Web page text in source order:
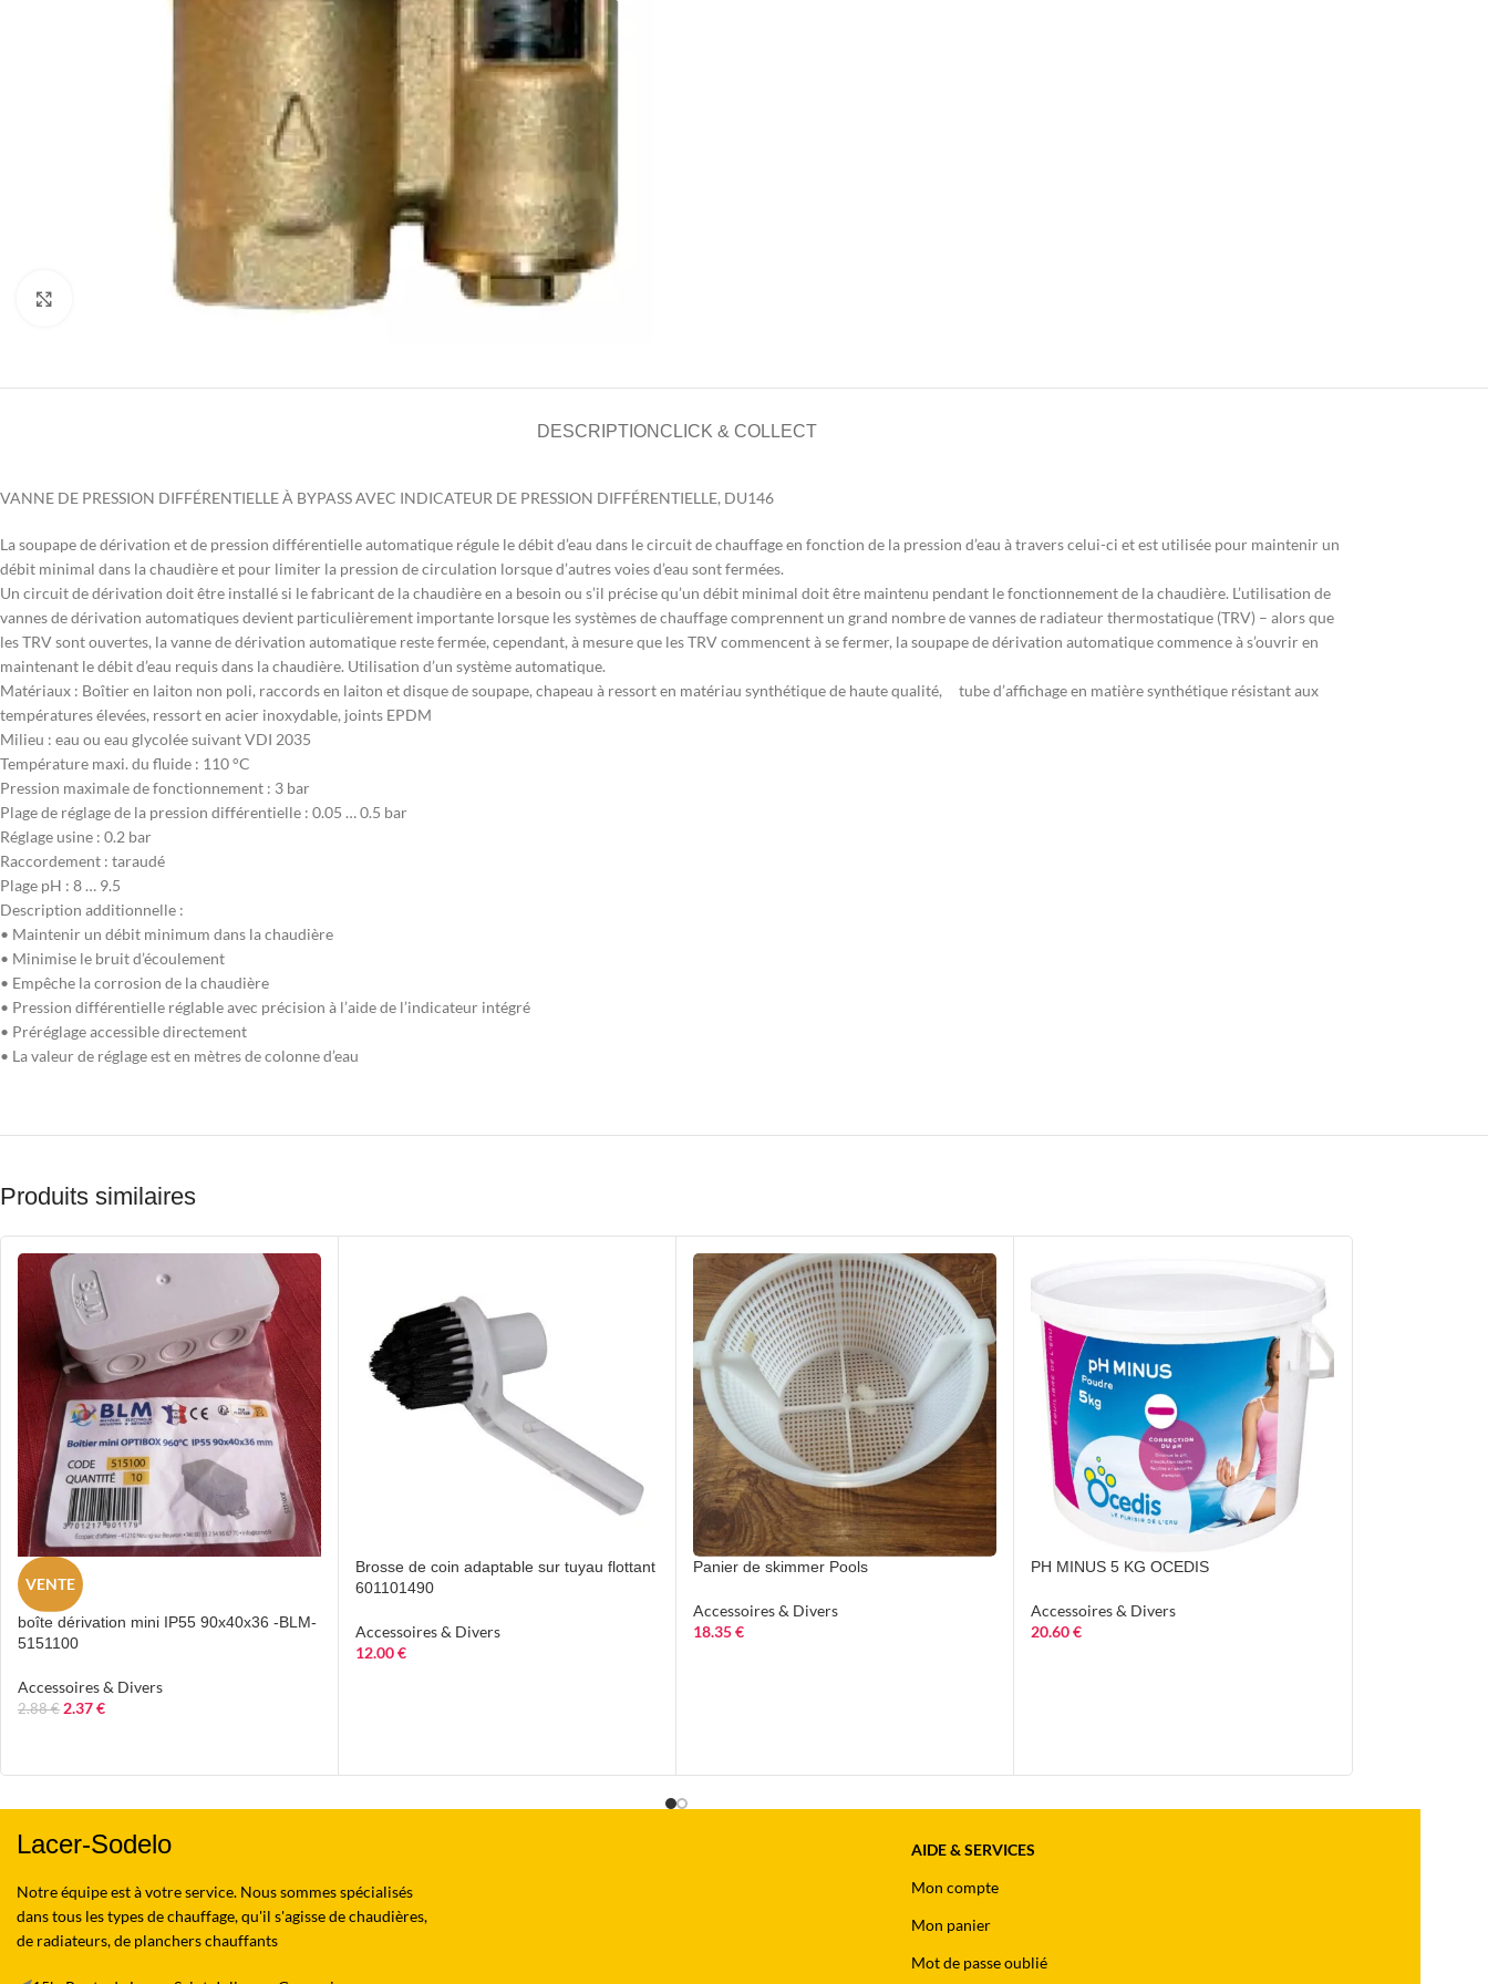
DESCRIPTION CLICK & COLLECT
VANNE DE PRESSION DIFFÉRENTIELLE À BYPASS AVEC INDICATEUR DE PRESSION DIFFÉRENTIELLE, DU146
La soupape de dérivation et de pression différentielle automatique régule le débit d’eau dans le circuit de chauffage en fonction de la pression d’eau à travers celui-ci et est utilisée pour maintenir un
débit minimal dans la chaudière et pour limiter la pression de circulation lorsque d’autres voies d’eau sont fermées.
Un circuit de dérivation doit être installé si le fabricant de la chaudière en a besoin ou s’il précise qu’un débit minimal doit être maintenu pendant le fonctionnement de la chaudière. L’utilisation de
vannes de dérivation automatiques devient particulièrement importante lorsque les systèmes de chauffage comprennent un grand nombre de vannes de radiateur thermostatique (TRV) – alors que
les TRV sont ouvertes, la vanne de dérivation automatique reste fermée, cependant, à mesure que les TRV commencent à se fermer, la soupape de dérivation automatique commence à s’ouvrir en
maintenant le débit d’eau requis dans la chaudière. Utilisation d’un système automatique.
Matériaux : Boîtier en laiton non poli, raccords en laiton et disque de soupape, chapeau à ressort en matériau synthétique de haute qualité, tube d’affichage en matière synthétique résistant aux
températures élevées, ressort en acier inoxydable, joints EPDM
Milieu : eau ou eau glycolée suivant VDI 2035
Température maxi. du fluide : 110 °C
Pression maximale de fonctionnement : 3 bar
Plage de réglage de la pression différentielle : 0.05 … 0.5 bar
Réglage usine : 0.2 bar
Raccordement : taraudé
Plage pH : 8 … 9.5
Description additionnelle :
• Maintenir un débit minimum dans la chaudière
• Minimise le bruit d’écoulement
• Empêche la corrosion de la chaudière
• Pression différentielle réglable avec précision à l’aide de l’indicateur intégré
• Préréglage accessible directement
• La valeur de réglage est en mètres de colonne d’eau
Produits similaires
VENTE
boîte dérivation mini IP55 90x40x36 -BLM-
5151100
Accessoires & Divers
2.88€ 2.37€
Brosse de coin adaptable sur tuyau flottant
601101490
Accessoires & Divers
12.00€
Panier de skimmer Pools
Accessoires & Divers
18.35€
PH MINUS 5 KG OCEDIS
Accessoires & Divers
20.60€
Lacer-Sodelo
Notre équipe est à votre service. Nous sommes spécialisés
dans tous les types de chauffage, qu'il s'agisse de chaudières,
de radiateurs, de planchers chauffants
AIDE & SERVICES
Mon compte
Mon panier
Mot de passe oublié